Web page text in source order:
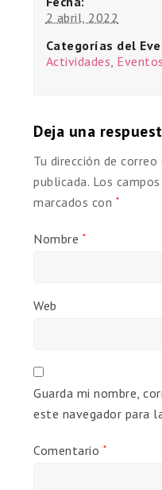
2 abril, 2022
Categorías del
Actividades, Eventos
Deja una
Tu dirección de
publicada. Los
marcados con *
Nombre *
Web
Guarda mi nombre,
este navegador para
Comentario *